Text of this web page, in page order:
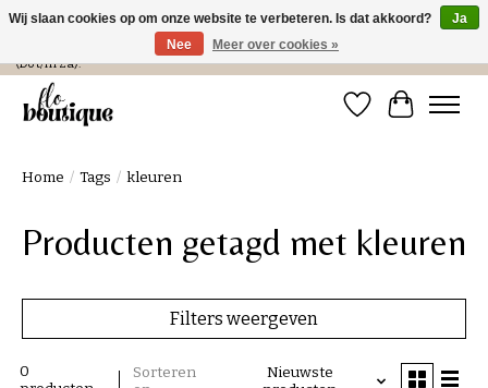
Verzending in NL € 4,99 en gratis bij een bestelling > € 100 of afhalen in de winkel
(Do t/m Za).
Verlanglijst
Home / Tags / kleuren
Producten getagd met kleuren
Filters weergeven
0
Sorteren
Nieuwste
Wij slaan cookies op om onze website te verbeteren. Is dat akkoord?
Ja
Nee
Meer over cookies »